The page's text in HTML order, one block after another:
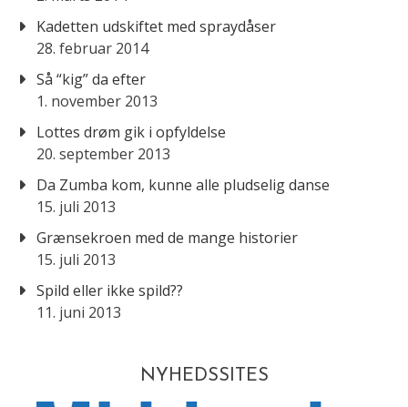
Kadetten udskiftet med spraydåser
28. februar 2014
Så “kig” da efter
1. november 2013
Lottes drøm gik i opfyldelse
20. september 2013
Da Zumba kom, kunne alle pludselig danse
15. juli 2013
Grænsekroen med de mange historier
15. juli 2013
Spild eller ikke spild??
11. juni 2013
NYHEDSSITES